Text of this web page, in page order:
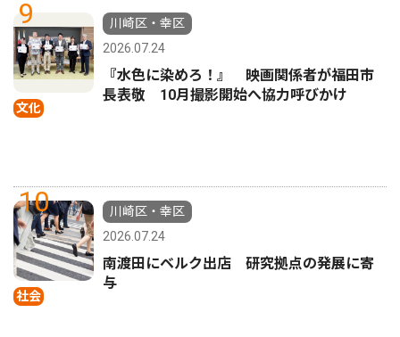
9
文化
川崎区・幸区
2026.07.24
『水色に染めろ！』 映画関係者が福田市
長表敬 10月撮影開始へ協力呼びかけ
10
社会
川崎区・幸区
2026.07.24
南渡田にベルク出店 研究拠点の発展に寄
与